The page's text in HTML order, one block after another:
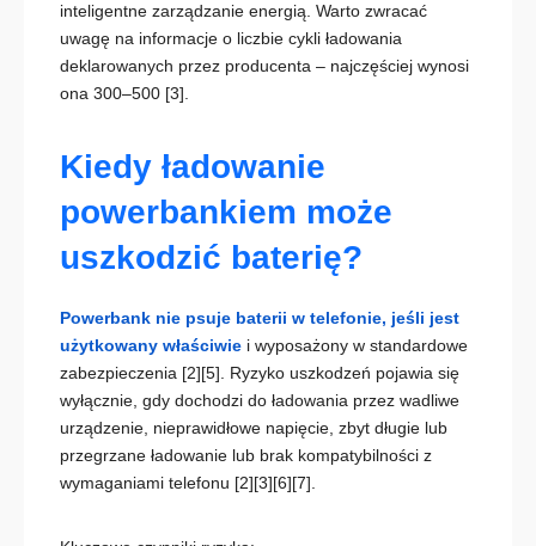
inteligentne zarządzanie energią. Warto zwracać
uwagę na informacje o liczbie cykli ładowania
deklarowanych przez producenta – najczęściej wynosi
ona 300–500 [3].
Kiedy ładowanie
powerbankiem może
uszkodzić baterię?
Powerbank nie psuje baterii w telefonie, jeśli jest
użytkowany właściwie i wyposażony w standardowe
zabezpieczenia [2][5] . Ryzyko uszkodzeń pojawia się
wyłącznie, gdy dochodzi do ładowania przez wadliwe
urządzenie, nieprawidłowe napięcie, zbyt długie lub
przegrzane ładowanie lub brak kompatybilności z
wymaganiami telefonu [2][3][6][7]